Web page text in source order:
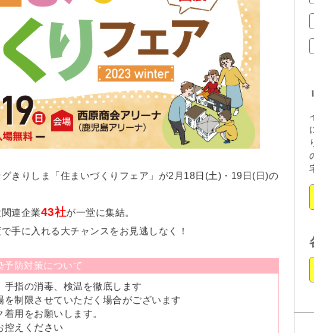
きりしま「住まいづくりフェア」が2月18日(土)・19日(日)の
連企業43社が一堂に集結。
手に入れる大チャンスをお見逃しなく！
予防対策について
指の消毒、検温を徹底します
制限させていただく場合がございます
用をお願いします。
控えください